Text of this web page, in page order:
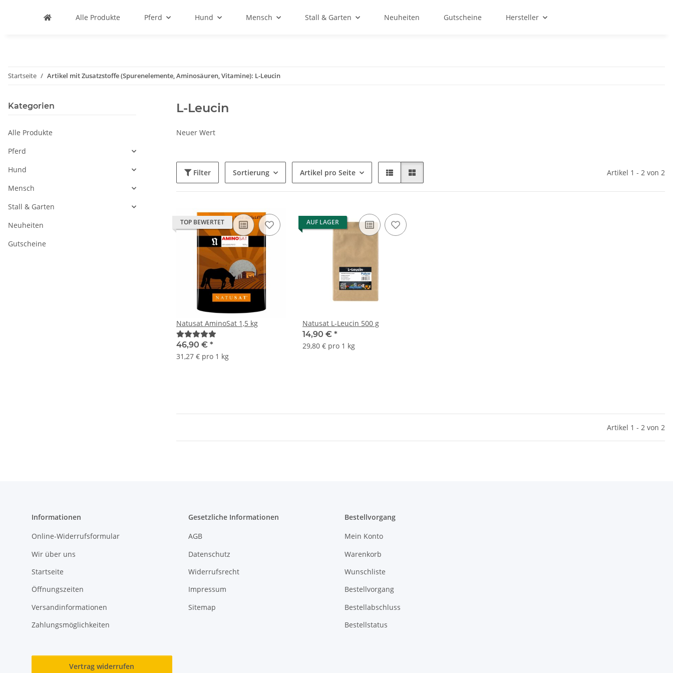
Alle Produkte Pferd Hund Mensch Stall & Garten Neuheiten Gutscheine Hersteller
Startseite Artikel mit Zusatzstoffe (Spurenelemente, Aminosäuren, Vitamine): L-Leucin
L-Leucin
Neuer Wert
Filter Sortierung Artikel pro Seite Artikel 1 - 2 von 2
TOP BEWERTET
Natusat AminoSat 1,5 kg
46,90 € *
31,27 € pro 1 kg
AUF LAGER
Natusat L-Leucin 500 g
14,90 € *
29,80 € pro 1 kg
Artikel 1 - 2 von 2
Kategorien
Alle Produkte
Pferd
Hund
Mensch
Stall & Garten
Neuheiten
Gutscheine
Informationen
Online-Widerrufsformular
Wir über uns
Startseite
Öffnungszeiten
Versandinformationen
Zahlungsmöglichkeiten
Gesetzliche Informationen
AGB
Datenschutz
Widerrufsrecht
Impressum
Sitemap
Bestellvorgang
Mein Konto
Warenkorb
Wunschliste
Bestellvorgang
Bestellabschluss
Bestellstatus
Vertrag widerrufen